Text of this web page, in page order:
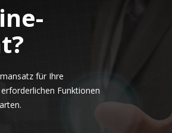
für Ihre
Funktionen